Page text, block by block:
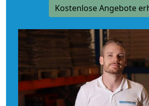
Kostenlose Angebote